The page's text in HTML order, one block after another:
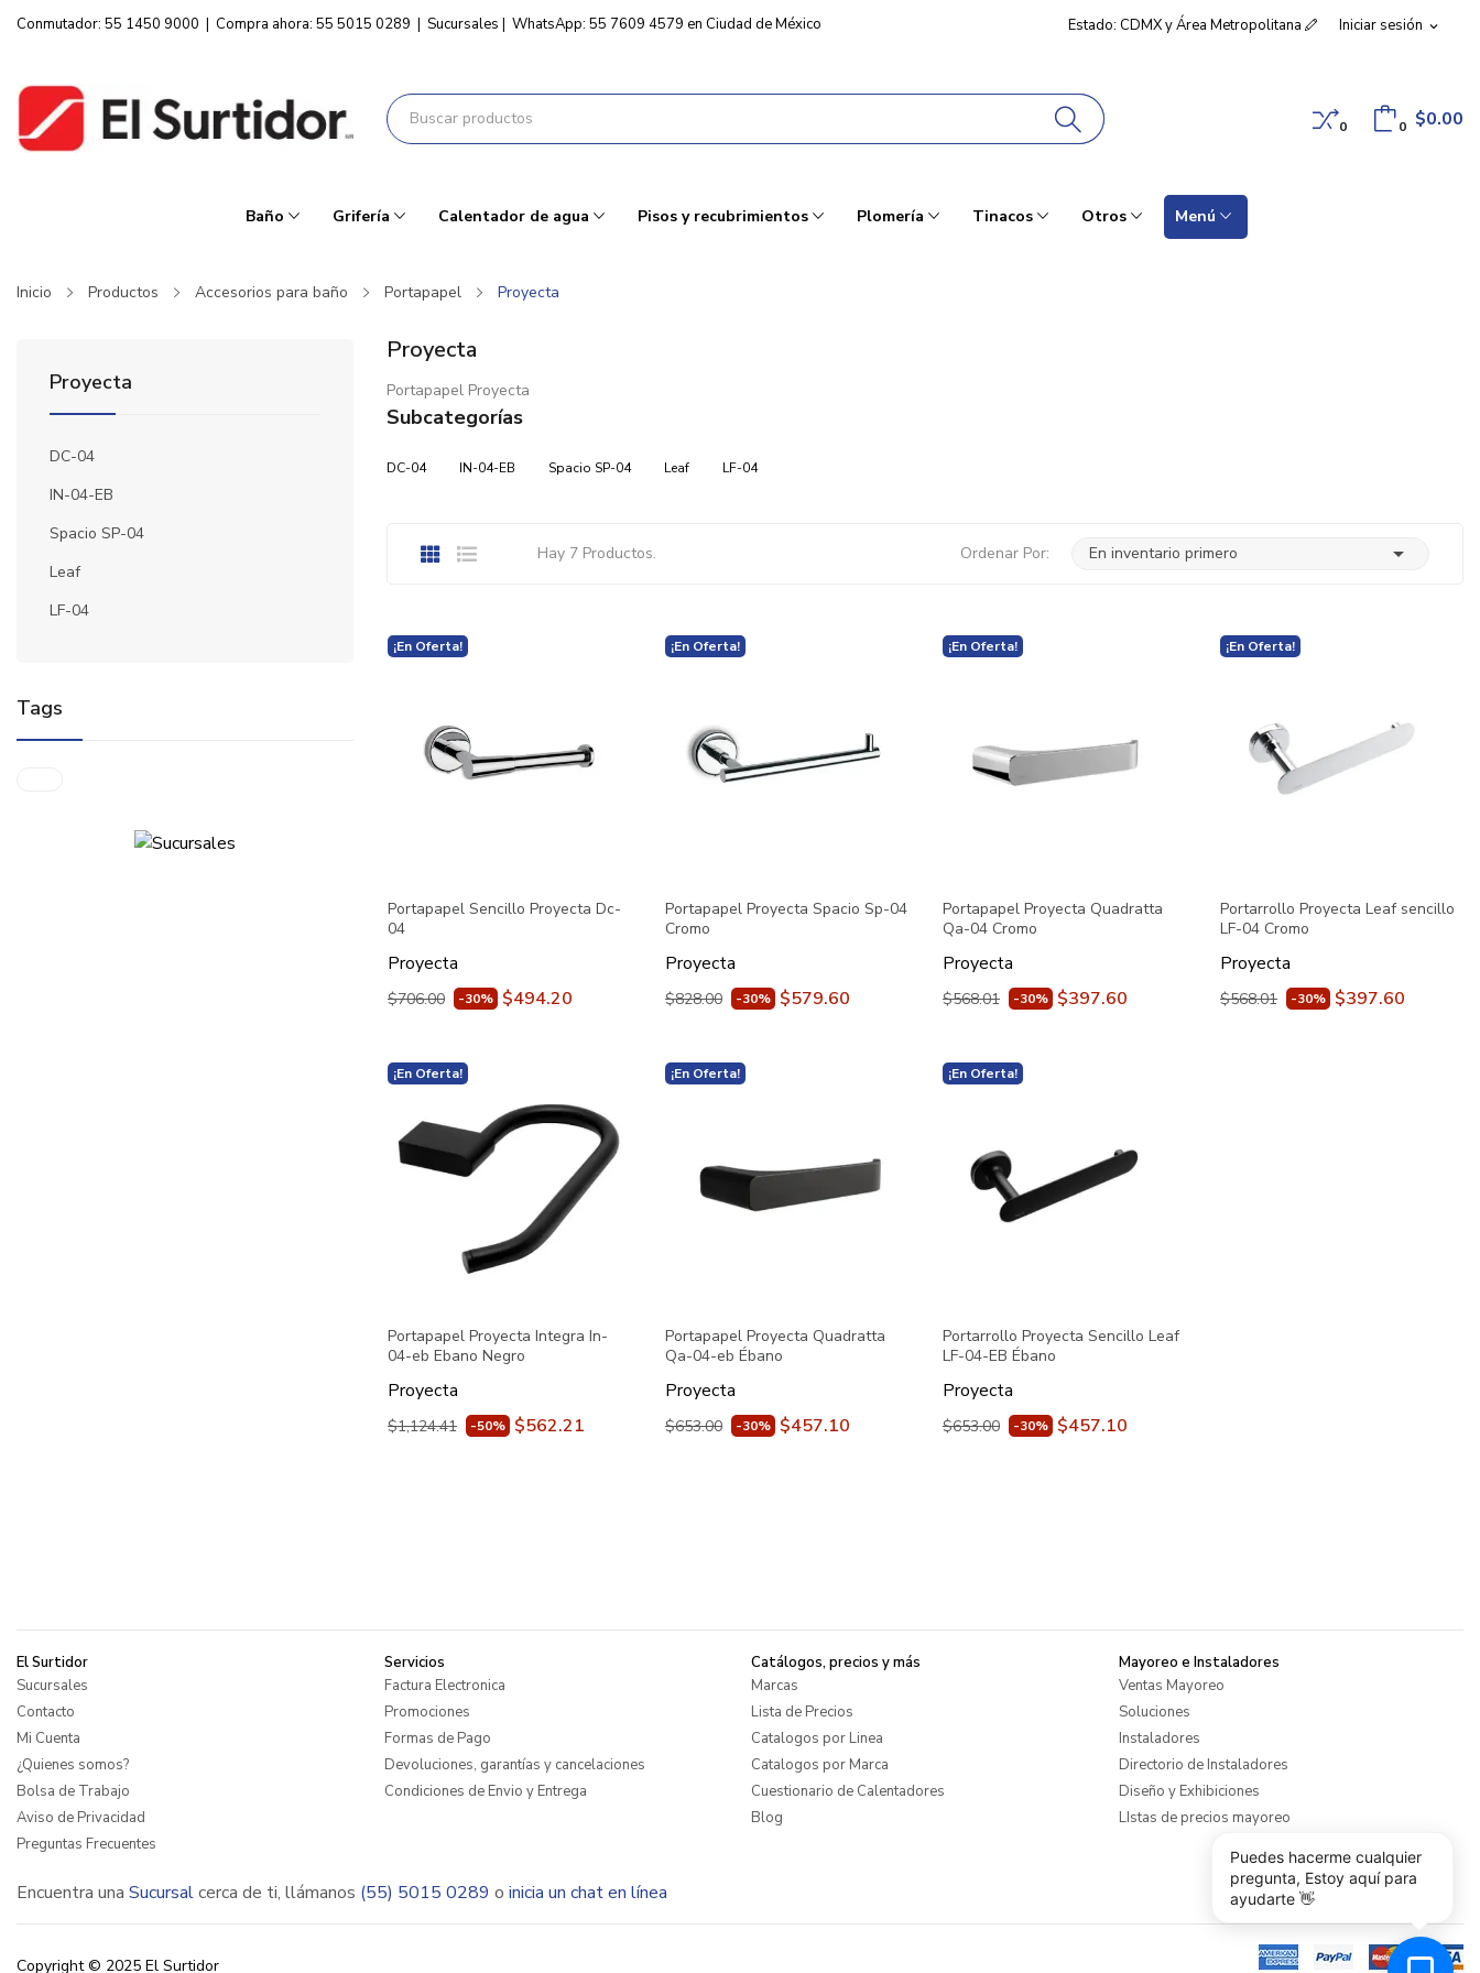
Iniciar sesión expand_more
Conmutador: 55 1450 9000 | Compra ahora: 55 5015 0289 | Sucursales | WhatsApp: 55 7609 4579 en Ciudad de México Estado: CDMX y Área Metropolitana
0 $0.00
0
Baño Grifería Calentador de agua Pisos y recubrimientos Plomería Tinacos Otros Menú
Inicio Productos Accesorios para baño Portapapel Proyecta
Proyecta
DC-04
IN-04-EB
Spacio SP-04
Leaf
LF-04
Tags
Proyecta
Portapapel Proyecta
Subcategorías
DC-04 IN-04-EB Spacio SP-04 Leaf LF-04
Hay 7 Productos. Ordenar Por: En inventario primero 
¡En Oferta!
Portapapel Sencillo Proyecta Dc-
04
Proyecta
$706.00 -30% $494.20
¡En Oferta!
Portapapel Proyecta Spacio Sp-04
Cromo
Proyecta
$828.00 -30% $579.60
¡En Oferta!
Portapapel Proyecta Quadratta
Qa-04 Cromo
Proyecta
$568.01 -30% $397.60
¡En Oferta!
Portarrollo Proyecta Leaf sencillo
LF-04 Cromo
Proyecta
$568.01 -30% $397.60
¡En Oferta!
Portapapel Proyecta Integra In-
04-eb Ebano Negro
Proyecta
$1,124.41 -50% $562.21
¡En Oferta!
Portapapel Proyecta Quadratta
Qa-04-eb Ébano
Proyecta
$653.00 -30% $457.10
¡En Oferta!
Portarrollo Proyecta Sencillo Leaf
LF-04-EB Ébano
Proyecta
$653.00 -30% $457.10
El Surtidor
Sucursales
Contacto
Mi Cuenta
¿Quienes somos?
Bolsa de Trabajo
Aviso de Privacidad
Preguntas Frecuentes
Servicios
Factura Electronica
Promociones
Formas de Pago
Devoluciones, garantías y cancelaciones
Condiciones de Envio y Entrega
Catálogos, precios y más
Marcas
Lista de Precios
Catalogos por Linea
Catalogos por Marca
Cuestionario de Calentadores
Blog
Mayoreo e Instaladores
Ventas Mayoreo
Soluciones
Instaladores
Directorio de Instaladores
Diseño y Exhibiciones
LIstas de precios mayoreo
Encuentra una Sucursalcerca de ti, llámanos (55) 5015 0289 o inicia un chat en línea
Copyright © 2025 El Surtidor
Puedes hacerme cualquier
pregunta, Estoy aquí para
ayudarte 👋